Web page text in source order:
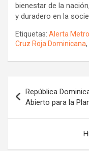
bienestar de la
y duradero en la
Etiquetas: Alerta Metro
Cruz Roja Dominicana,
de
entradas
República
Abierto para la